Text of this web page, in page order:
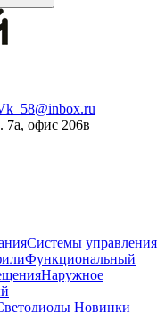
офис 206в
Системы управления
Функциональный
Наружное
Новинки